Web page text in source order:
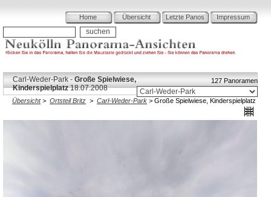
Impressum
Letzte Panos
Übersicht
Home
127 Panoramen
Übersicht> Ortsteil Britz > Carl-Weder-Park > Große Spielwiese, Kinderspielplatz
Carl-Weder-Park - Große Spielwiese,
Kinderspielplatz18.07.2008